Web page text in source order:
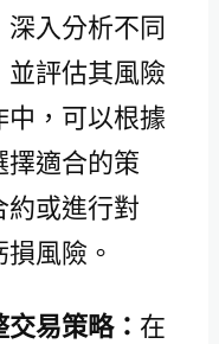
入分析不同
評估其風險
，可以根據
擇適合的策
或進行對
風險。
易策略： 在